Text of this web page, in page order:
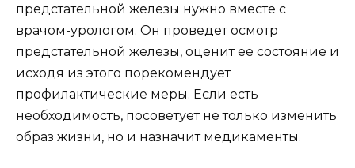
предстательной железы нужно вместе с
врачом-урологом. Он проведет осмотр
предстательной железы, оценит ее состояние и
исходя из этого порекомендует
профилактические меры. Если есть
необходимость, посоветует не только изменить
образ жизни, но и назначит медикаменты.